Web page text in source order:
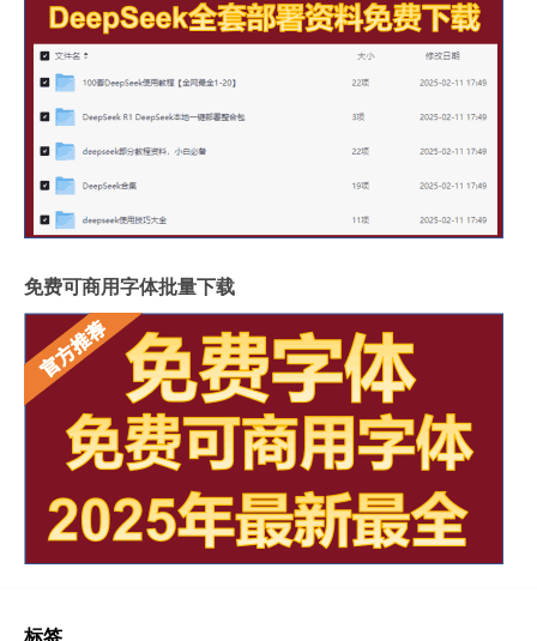
免费可商用字体批量下载
标签